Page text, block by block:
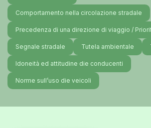
Comportamento nella circolazione stradale
Precedenza di una direzione di viaggio /
Segnale stradale Tutela ambientale
Idoneità ed attitudine die conducenti
Norme sull’uso die veicoli